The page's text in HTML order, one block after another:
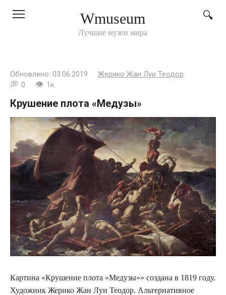
Wmuseum
Лучшие музеи мира
Обновлено: 03.06.2019
Жерико Жан Луи Теодор
0
1к.
Крушение плота «Медузы»
Картина «Крушение плота «Медузы»» создана в 1819 году.
Художник Жерико Жан Луи Теодор. Альтернативное